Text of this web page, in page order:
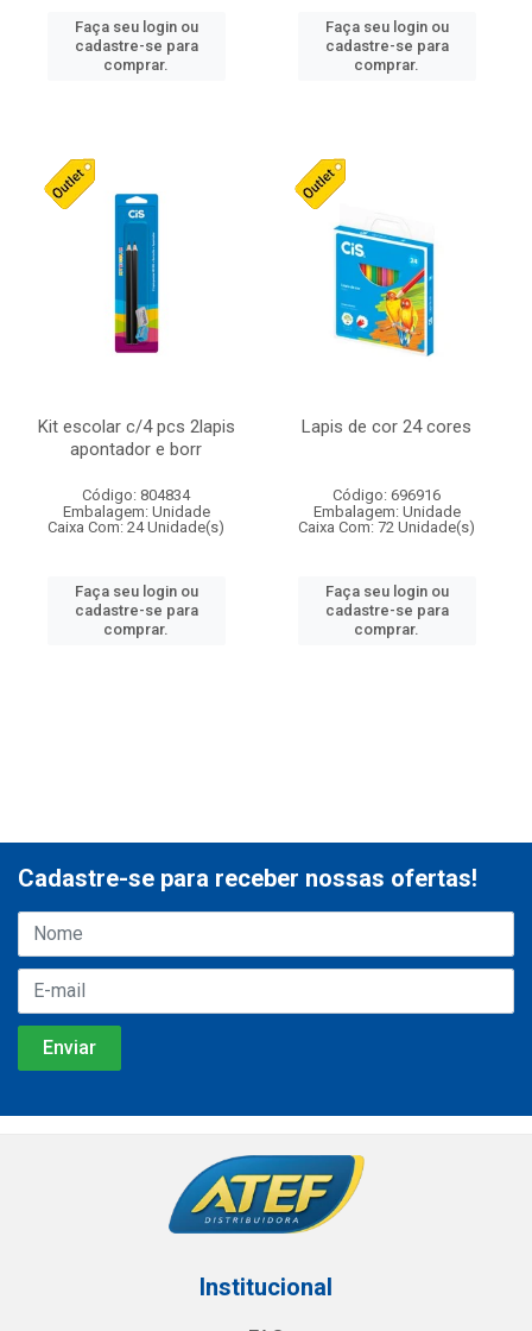
Faça seu login ou
cadastre-se para
comprar.
Faça seu login ou
cadastre-se para
comprar.
Kit escolar c/4 pcs 2lapis
apontador e borr
Código: 804834
Embalagem: Unidade
Caixa Com: 24 Unidade(s)
Faça seu login ou
cadastre-se para
comprar.
Lapis de cor 24 cores
Código: 696916
Embalagem: Unidade
Caixa Com: 72 Unidade(s)
Faça seu login ou
cadastre-se para
comprar.
Cadastre-se para receber nossas ofertas!
Institucional